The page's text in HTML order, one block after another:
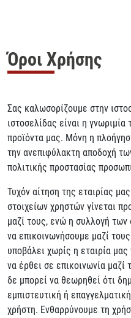
Όροι Χρήσης
Σας καλωσορίζουμε στην
ιστοσελίδας είναι η
προϊόντα μας. Μόνη η
την ανεπιφύλακτη αποδοχή
πολιτικής προστασίας
Τυχόν αίτηση της εταιρίας
στοιχείων χρηστών γίνεται
μαζί τους, ενώ η συλλογή των
να επικοινωνήσουμε μαζί
υποβάλει χωρίς η εταιρία
να έρθει σε επικοινωνία μαζί
δε μπορεί να θεωρηθεί ότι
εμπιστευτική ή
χρήστη. Ενθαρρύνουμε τη